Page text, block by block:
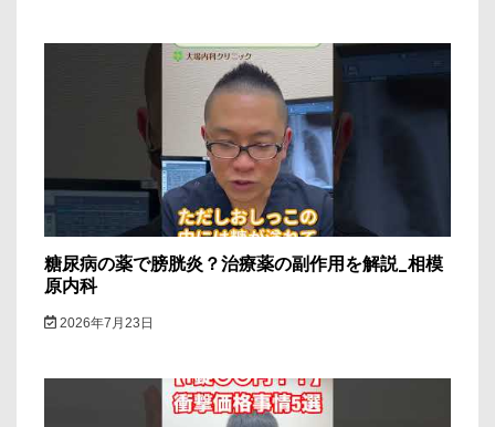
糖尿病の薬で膀胱炎？治療薬の副作用を解説_相模
原内科
2026年7月23日